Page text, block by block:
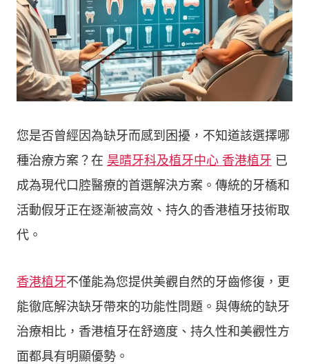
您是否曾經因為缺牙而感到困擾，不知道該選擇哪
種治療方案？在 昊晴牙科及植牙中心 香港植牙 已
成為現代口腔醫療的首選解決方案。傳統的牙橋和
活動假牙正在逐漸被高效、持久的香港植牙技術取
代。
香港植牙不僅能為您提供美觀自然的牙齒修復，更
能徹底解決缺牙帶來的功能性問題。與傳統的缺牙
治療相比，香港植牙在舒適度、持久性和美觀性方
面都具有明顯優勢。